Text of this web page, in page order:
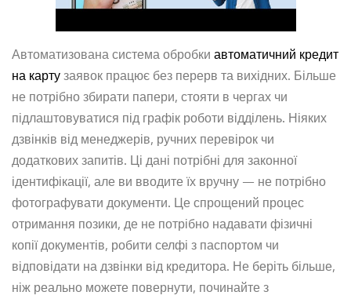
Автоматизована система обробки автоматичний кредит
на карту заявок працює без перерв та вихідних. Більше
не потрібно збирати папери, стояти в чергах чи
підлаштовуватися під графік роботи відділень. Ніяких
дзвінків від менеджерів, ручних перевірок чи
додаткових запитів. Ці дані потрібні для законної
ідентифікації, але ви вводите їх вручну — не потрібно
фотографувати документи. Це спрощений процес
отримання позики, де не потрібно надавати фізичні
копії документів, робити селфі з паспортом чи
відповідати на дзвінки від кредитора. Не беріть більше,
ніж реально можете повернути, починайте з